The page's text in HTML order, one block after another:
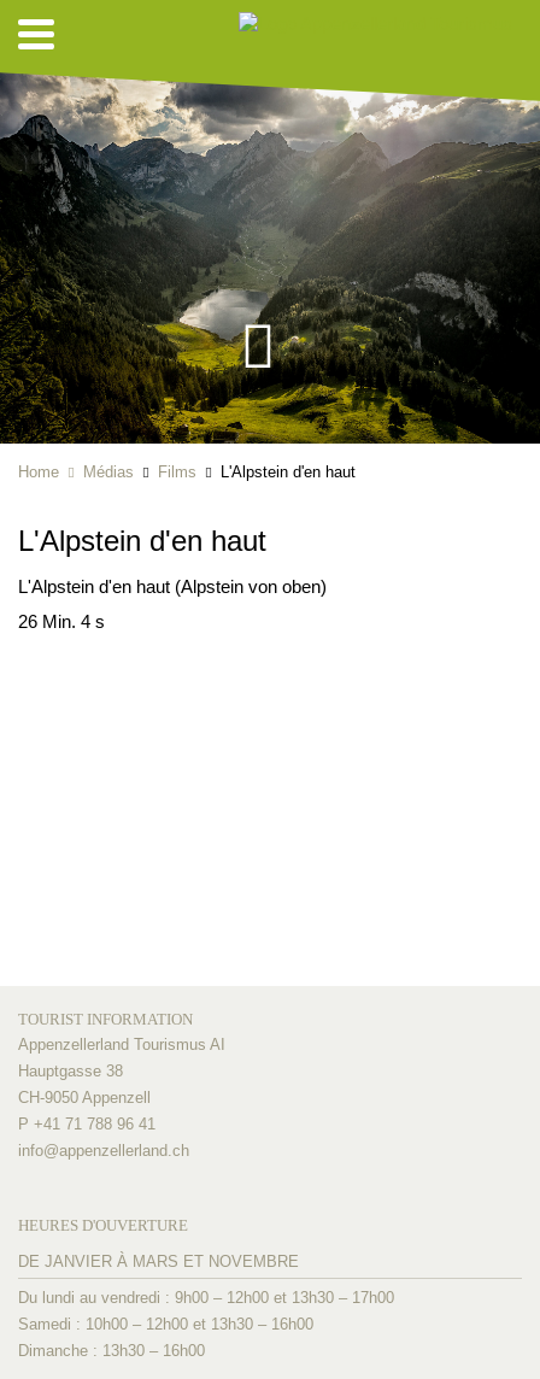
Home Médias Films L'Alpstein d'en haut
L'Alpstein d'en haut
L'Alpstein d'en haut (Alpstein von oben)
26 Min. 4 s
TOURIST INFORMATION
Appenzellerland Tourismus AI
Hauptgasse 38
CH-9050 Appenzell
P +41 71 788 96 41
info@appenzellerland.ch
HEURES D'OUVERTURE
DE JANVIER À MARS ET NOVEMBRE
Du lundi au vendredi : 9h00 – 12h00 et 13h30 – 17h00
Samedi : 10h00 – 12h00 et 13h30 – 16h00
Dimanche : 13h30 – 16h00